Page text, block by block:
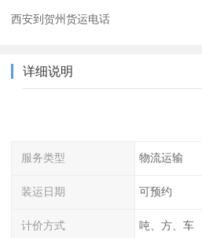
西安到贺州货运电话
详细说明
服务类型 物流运输
装运日期 可预约
计价方式 吨、方、车